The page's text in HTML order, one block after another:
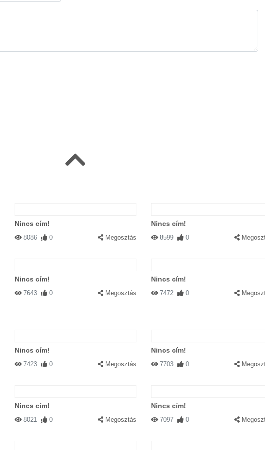
Nincs cím!
8086 0 Megosztás
Nincs cím!
8599 0
Nincs cím!
7643 0 Megosztás
Nincs cím!
7472 0
Nincs cím!
7423 0 Megosztás
Nincs cím!
7703 0
Nincs cím!
8021 0 Megosztás
Nincs cím!
7097 0